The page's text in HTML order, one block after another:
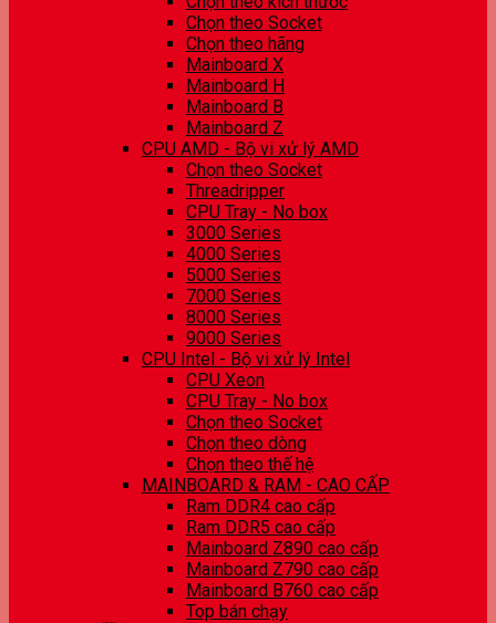
Chọn theo Socket
Chọn theo hãng
Mainboard X
Mainboard H
Mainboard B
Mainboard Z
CPU AMD - Bộ vi xử lý AMD
Chọn theo Socket
Threadripper
CPU Tray - No box
3000 Series
4000 Series
5000 Series
7000 Series
8000 Series
9000 Series
CPU Intel - Bộ vi xử lý Intel
CPU Xeon
CPU Tray - No box
Chọn theo Socket
Chọn theo dòng
Chọn theo thế hệ
MAINBOARD & RAM - CAO CẤP
Ram DDR4 cao cấp
Ram DDR5 cao cấp
Mainboard Z890 cao cấp
Mainboard Z790 cao cấp
Mainboard B760 cao cấp
Top bán chạy